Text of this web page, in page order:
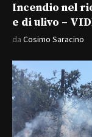
Incendio nel
e di ulivo –
da Cosimo Saracino